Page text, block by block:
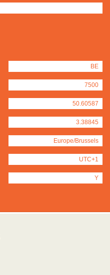
BE
7500
50.60587
3.38845
Europe/Brussels
UTC+1
Y